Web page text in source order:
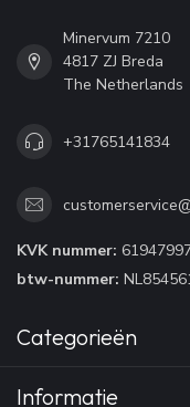
Minervum 7210
4817 ZJ Breda
The Netherlands
+31765141834
KVK nummer:
btw-nummer:
Categorieën
Informatie